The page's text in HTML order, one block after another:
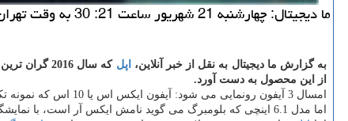
ما دیجیتال: چهارشنبه 21 شهریور ساعت 21: 30 به وقت تهران؛ 10 بامداد به وقت سان فرانسیسكو مراسم رونمایی از محصولات جدید اپل ازجمله سه آیفون جدید برگزار می گردد.
به گزارش ما دیجیتال به نقل از خبر آنلاین، اپل
از این محصول به دست آورد.
امسال 3 آیفون رونمایی می شود: آیفون ایكس اس یا 10 اس كه نمونه تكامل یافته آیفون ایكس سال قبل است. آیفون ایكس اس مكس كه بزرگ ترین آیفون رونمایی شده در تاریخ
اما مدل 6.1 اینچی كه بلومبرگ می گوید نامش ایكس آر است، با نمایشگر 6.1 اینچی ال سی دی در رنگ های متنوع به قیمت تقریباً ارزان (در مقایسه با سایر آیفون ها) 700 دلار راهی بازار می گردد.